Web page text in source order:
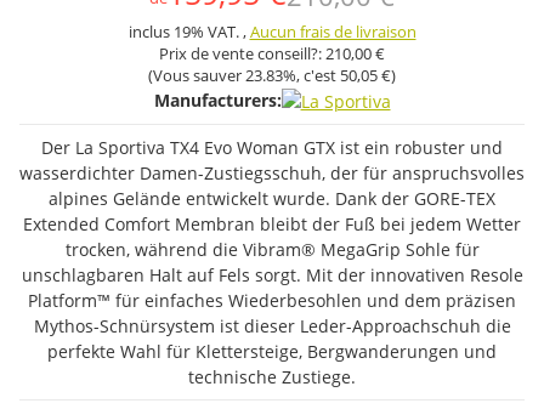
inclus 19% VAT. ,Aucun frais de livraison
Prix ​​de vente conseill?:210,00 €
(Vous sauver23.83%, c'est 50,05 €)
Manufacturers:
Der La Sportiva TX4 Evo Woman GTX ist ein robuster und
wasserdichter Damen-Zustiegsschuh, der für anspruchsvolles
alpines Gelände entwickelt wurde. Dank der GORE-TEX
Extended Comfort Membran bleibt der Fuß bei jedem Wetter
trocken, während die Vibram® MegaGrip Sohle für
unschlagbaren Halt auf Fels sorgt. Mit der innovativen Resole
Platform™ für einfaches Wiederbesohlen und dem präzisen
Mythos-Schnürsystem ist dieser Leder-Approachschuh die
perfekte Wahl für Klettersteige, Bergwanderungen und
technische Zustiege.